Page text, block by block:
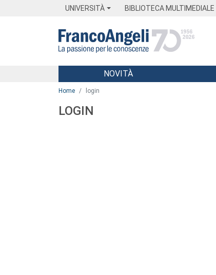
UNIVERSITÀ BIBLIOTECA MULTIMEDIALE
Menu
NOVITÀ
Home login
LOGIN